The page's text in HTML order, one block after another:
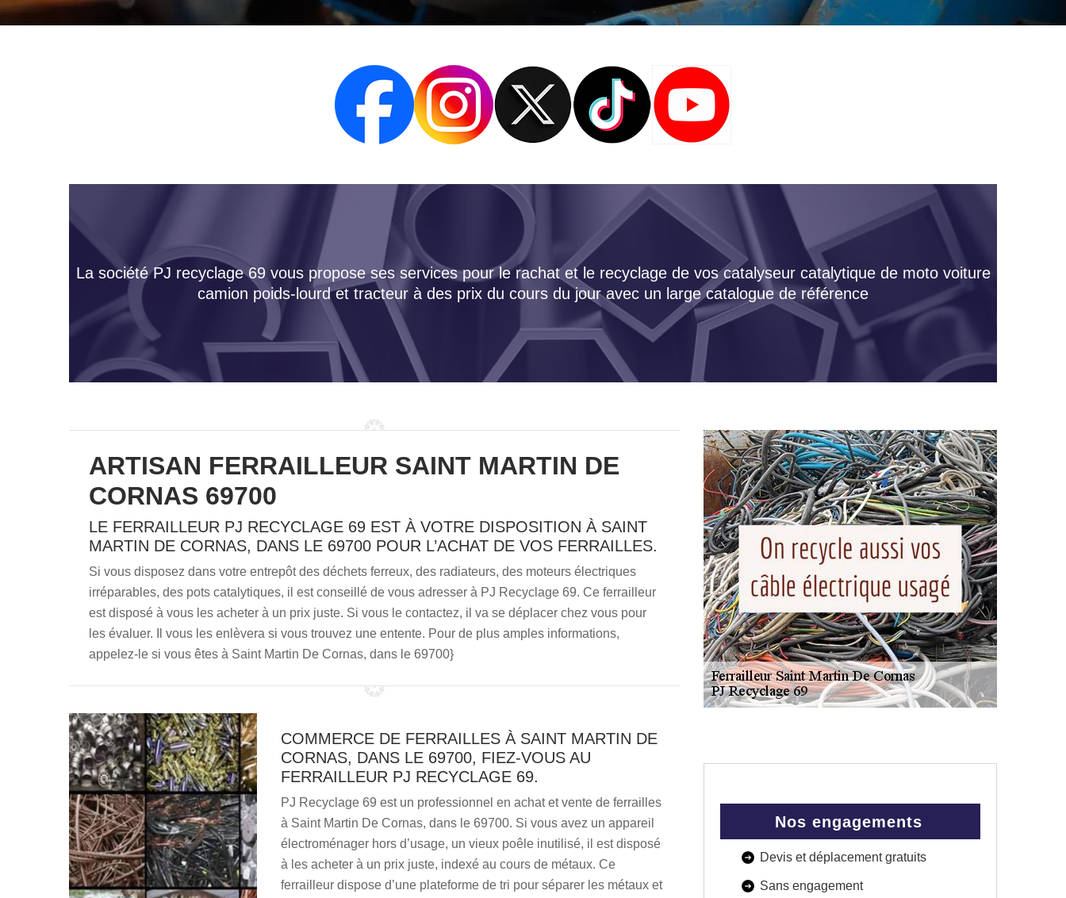
La société PJ recyclage 69 vous propose ses services pour le rachat et le recyclage de vos catalyseur catalytique de moto voiture
camion poids-lourd et tracteur à des prix du cours du jour avec un large catalogue de référence
ARTISAN FERRAILLEUR SAINT MARTIN DE
CORNAS 69700
LE FERRAILLEUR PJ RECYCLAGE 69 EST À VOTRE DISPOSITION À SAINT
MARTIN DE CORNAS, DANS LE 69700 POUR L’ACHAT DE VOS FERRAILLES.
Si vous disposez dans votre entrepôt des déchets ferreux, des radiateurs, des moteurs électriques
irréparables, des pots catalytiques, il est conseillé de vous adresser à PJ Recyclage 69. Ce ferrailleur
est disposé à vous les acheter à un prix juste. Si vous le contactez, il va se déplacer chez vous pour
les évaluer. Il vous les enlèvera si vous trouvez une entente. Pour de plus amples informations,
appelez-le si vous êtes à Saint Martin De Cornas, dans le 69700}
COMMERCE DE FERRAILLES À SAINT MARTIN DE
CORNAS, DANS LE 69700, FIEZ-VOUS AU
FERRAILLEUR PJ RECYCLAGE 69.
PJ Recyclage 69 est un professionnel en achat et vente de ferrailles
à Saint Martin De Cornas, dans le 69700. Si vous avez un appareil
électroménager hors d’usage, un vieux poêle inutilisé, il est disposé
à les acheter à un prix juste, indexé au cours de métaux. Ce
ferrailleur dispose d’une plateforme de tri pour séparer les métaux et
Nos engagements
Devis et déplacement gratuits
Sans engagement